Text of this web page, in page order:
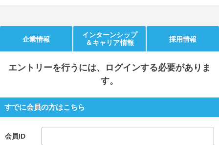
就活時事ニュースを更新 不明点があればこちら
企業情報
インターンシップ
＆キャリア情報
採用情報
エントリーを行うには、ログインする必要がありま
す。
すでに会員の方はこちら
会員ID